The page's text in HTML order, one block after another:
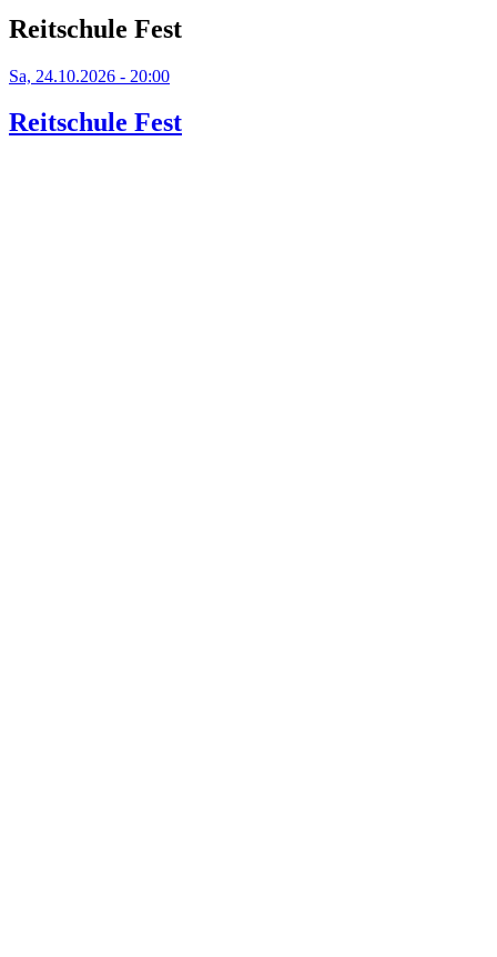
Reitschule Fest
Sa, 24.10.2026 - 20:00
Reitschule Fest